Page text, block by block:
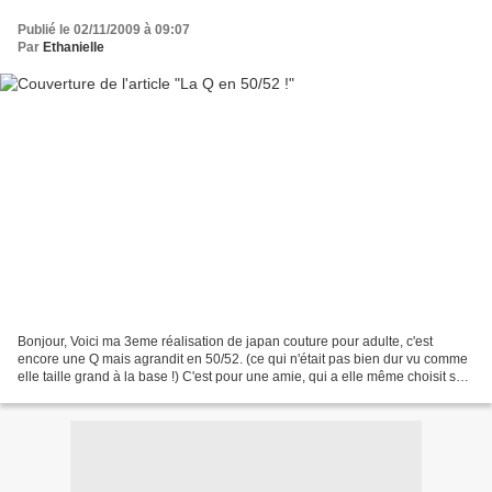
Publié le 02/11/2009 à 09:07
Par Ethanielle
Bonjour, Voici ma 3eme réalisation de japan couture pour adulte, c'est
encore une Q mais agrandit en 50/52. (ce qui n'était pas bien dur vu comme
elle taille grand à la base !) C'est pour une amie, qui a elle même choisit son